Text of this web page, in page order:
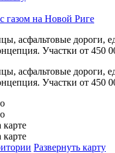
газом на Новой Риге
асфальтовые дороги,
Участки от 450
асфальтовые дороги,
Участки от 450
Развернуть карту